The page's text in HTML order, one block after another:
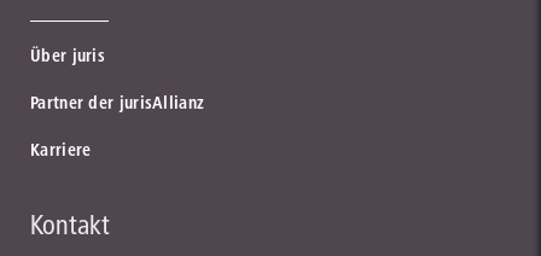
Über juris
Partner der jurisAllianz
Karriere
Kontakt